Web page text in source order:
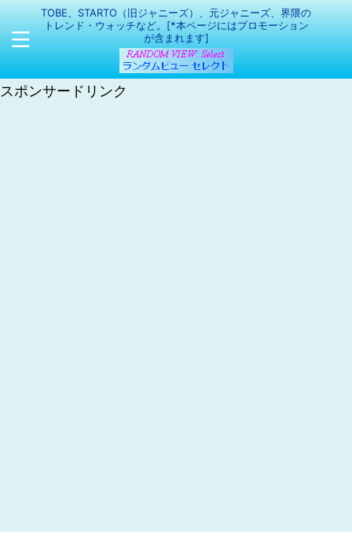
TOBE、STARTO（旧ジャニーズ）、元ジャニーズ、界隈の
トレンド・ウォッチなど。[*本ページにはプロモーション
が含まれます]
スポンサードリンク